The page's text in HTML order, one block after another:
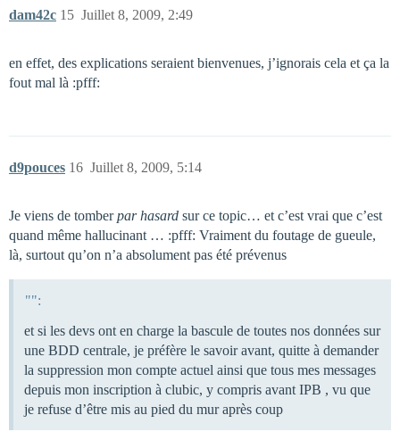
dam42c Juillet 8, 2009, 2:49
15
en effet, des explications seraient bienvenues, j’ignorais cela et ça la
fout mal là :pfff:
d9pouces Juillet 8, 2009, 5:14
16
Je viens de tomberpar hasard sur ce topic… et c’est vrai que c’est
quand même hallucinant … :pfff: Vraiment du foutage de gueule,
là, surtout qu’on n’a absolument pas été prévenus
"":
et si les devs ont en charge la bascule de toutes nos données sur
une BDD centrale, je préfère le savoir avant, quitte à demander
la suppression mon compte actuel ainsi que tous mes messages
depuis mon inscription à clubic, y compris avant IPB , vu que
je refuse d’être mis au pied du mur après coup